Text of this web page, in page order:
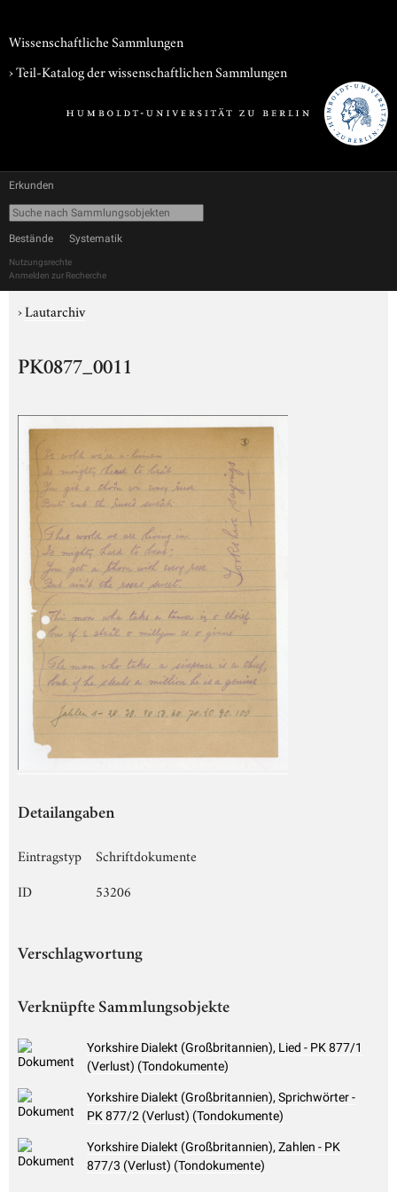
Wissenschaftliche Sammlungen
› Teil-Katalog der wissenschaftlichen Sammlungen
Erkunden
Bestände Systematik
Nutzungsrechte
Anmelden zur Recherche
›Lautarchiv
PK0877_0011
Detailangaben
Eintragstyp
Schriftdokumente
ID
53206
Verschlagwortung
Verknüpfte Sammlungsobjekte
Yorkshire Dialekt (Großbritannien), Lied - PK 877/1
(Verlust) (Tondokumente)
Yorkshire Dialekt (Großbritannien), Sprichwörter -
PK 877/2 (Verlust) (Tondokumente)
Yorkshire Dialekt (Großbritannien), Zahlen - PK
877/3 (Verlust) (Tondokumente)